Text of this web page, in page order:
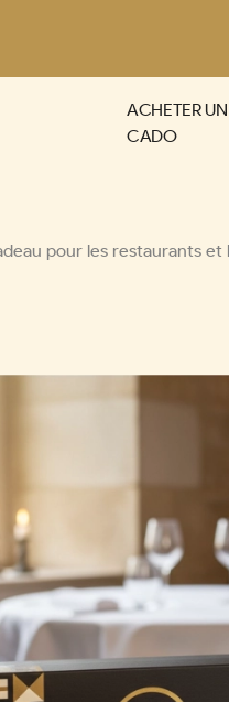
ACHETER
CADO
pour les restaurants